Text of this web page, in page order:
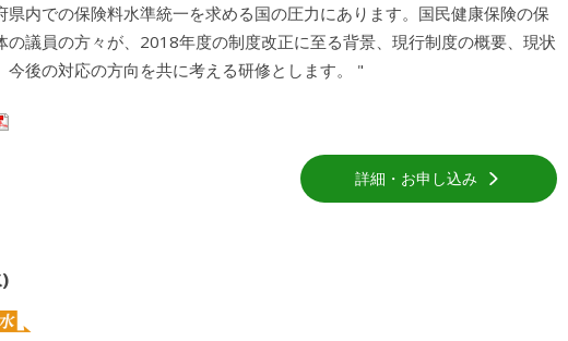
県内での保険料水準統一を求める国の圧力にあります。国民健康保険の保
の議員の方々が、2018年度の制度改正に至る背景、現行制度の概要、現状
今後の対応の方向を共に考える研修とします。 "
詳細・お申し込み